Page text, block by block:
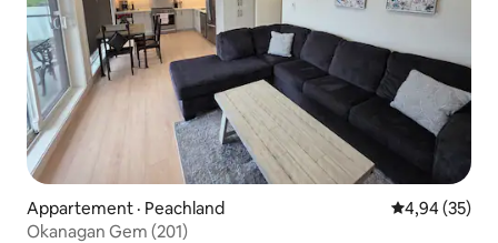
Appartement · Peachland Note
4,94 (35)
Okanagan Gem (201)